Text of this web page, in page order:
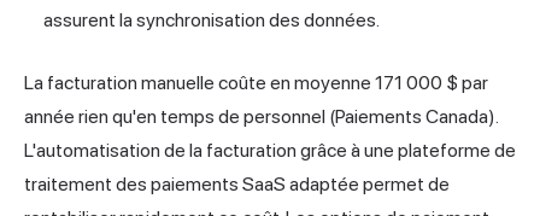
assurent la synchronisation des données.
La facturation manuelle coûte en moyenne 171 000 $ par
année rien qu'en temps de personnel (Paiements Canada).
L'automatisation de la facturation grâce à une plateforme de
traitement des paiements SaaS adaptée permet de